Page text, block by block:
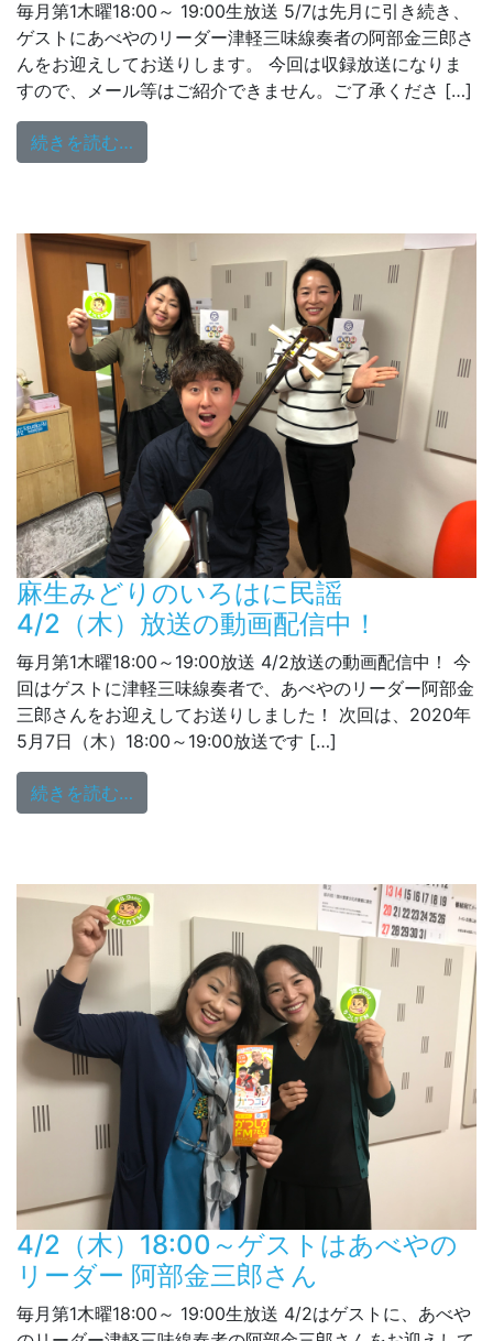
毎月第1木曜18:00～ 19:00生放送 5/7は先月に引き続き、
ゲストにあべやのリーダー津軽三味線奏者の阿部金三郎さ
んをお迎えしてお送りします。 今回は収録放送になりま
すので、メール等はご紹介できません。ご了承くださ […]
続きを読む…
麻生みどりのいろはに民謡
4/2（木）放送の動画配信中！
毎月第1木曜18:00～19:00放送 4/2放送の動画配信中！ 今
回はゲストに津軽三味線奏者で、あべやのリーダー阿部金
三郎さんをお迎えしてお送りしました！ 次回は、2020年
5月7日（木）18:00～19:00放送です […]
続きを読む…
4/2（木）18:00～ゲストはあべやの
リーダー 阿部金三郎さん
毎月第1木曜18:00～ 19:00生放送 4/2はゲストに、あべや